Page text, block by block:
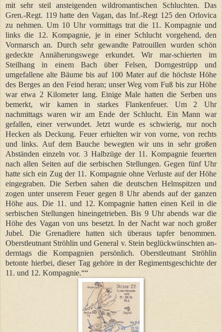
mit sehr steil ansteigenden wildromantischen Schluchten. Das
Gren.-Regt. 119 hatte den Vagan, das Inf.-Regt 125 den Orlovica
zu nehmen. Um 10 Uhr vormittags trat die 11. Kompagnie und
links die 12. Kompagnie, je in einer Schlucht vorgehend, den
Vormarsch an. Durch sehr gewandte Patrouillen wurden schön
gedeckte Annäherungswege erkundet. Wir mar-schierten im
Steilhang in einem Bach über Felsen, Dorngestrüpp und
umgefallene alte Bäume bis auf 100 Mater auf die höchste Höhe
des Berges an den Feind heran; unser Weg vom Fuß bis zur Höhe
war etwa 2 Kilometer lang. Einige Male hatten die Serben uns
bemerkt, wir kamen in starkes Flankenfeuer. Um 2 Uhr
nachmittags waren wir am Ende der Schlucht. Ein Mann war
gefallen, einer verwundet. Jetzt wurde es schwierig, nur noch
Hecken als Deckung. Feuer erhielten wir von vorne, von rechts
und links. Auf dem Bauche bewegten wir uns in sehr großen
Abständen einzeln vor. 3 Halbzüge der 11. Kompagnie feuerten
nach allen Seiten auf die serbischen Stellungen. Gegen fünf Uhr
hatte sich ein Zug der 11. Kompagnie ohne Verluste auf der Höhe
eingegraben. Die Serben sahen die deutschen Helmspitzen und
zogen unter unserem Feuer gegen 8 Uhr abends auf der ganzen
Höhe aus. Die 11. und 12. Kompagnie hatten einen Keil in die
serbischen Stellungen hineingetrieben. Bis 9 Uhr abends war die
Höhe des Vagan von uns besetzt. In der Nacht war noch großer
Jubel. Die Grenadiere hatten sich überaus tapfer benommen.
Oberstleutnant Ströhlin und General v. Stein beglückwünschten an-
derntags die Kompagnien persönlich. Oberstleutnant Ströhlin
betonte hierbei, dieser Tag gehöre in der Regimentsgeschichte der
11. und 12. Kompagnie.““